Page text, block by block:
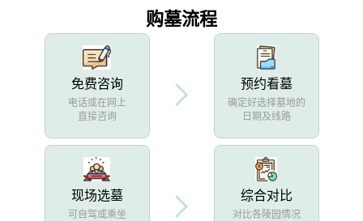
购墓流程
免费咨询
电话或在网上
直接咨询
预约看墓
确定好选择墓地的
日期及线路
现场选墓
可自驾或乘坐
综合对比
对比各陵园情况